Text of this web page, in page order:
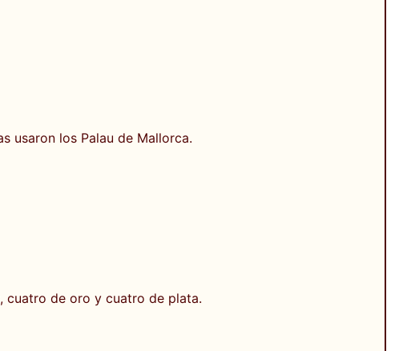
usaron los Palau de Mallorca.
cuatro de oro y cuatro de plata.